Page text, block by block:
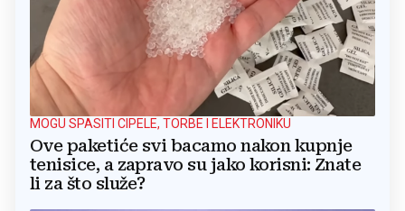
MOGU SPASITI CIPELE, TORBE I ELEKTRONIKU
Ove paketiće svi bacamo nakon kupnje
tenisice, a zapravo su jako korisni: Znate
li za što služe?